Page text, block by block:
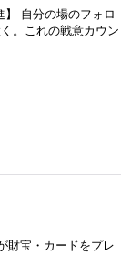
自分の場のフォロ
。これの戦意カウン
宝・カードをプレ